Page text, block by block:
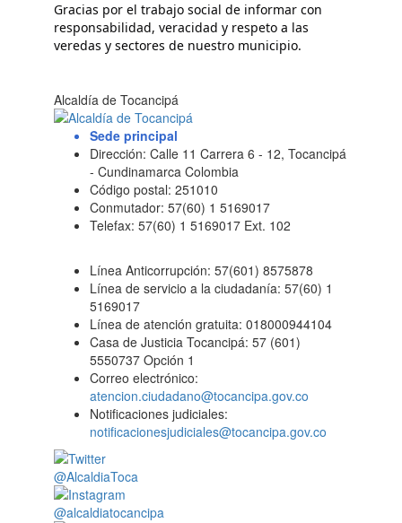
Gracias por el trabajo social de informar con
responsabilidad, veracidad y respeto a las
veredas y sectores de nuestro municipio.
Alcaldía de Tocancipá
Sede principal
Dirección: Calle 11 Carrera 6 - 12, Tocancipá
- Cundinamarca Colombia
Código postal: 251010
Conmutador: 57(60) 1 5169017
Telefax: 57(60) 1 5169017 Ext. 102
Línea Anticorrupción: 57(601) 8575878
Línea de servicio a la ciudadanía: 57(60) 1
5169017
Línea de atención gratuita: 018000944104
Casa de Justicia Tocancipá: 57 (601)
5550737 Opción 1
Correo electrónico:
atencion.ciudadano@tocancipa.gov.co
Notificaciones judiciales:
notificacionesjudiciales@tocancipa.gov.co
@AlcaldiaToca
@alcaldiatocancipa